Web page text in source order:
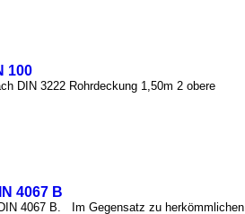
100
DIN 3222 Rohrdeckung 1,50m 2 obere
4067 B
4067 B. Im Gegensatz zu herkömmlichen